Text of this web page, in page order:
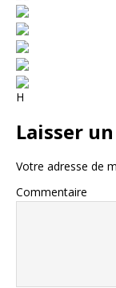
H
Laisser
Votre adresse de
Commentaire